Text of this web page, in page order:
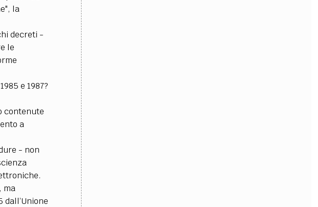
la
decreti -
le
e 1987?
contenute
a
- non
ma